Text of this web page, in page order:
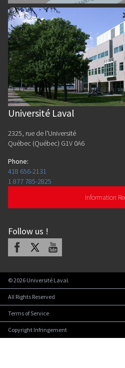
Université Laval
2325, rue de l'Université
Québec (Québec) G1V 0A6
Phone:
418 656-2131
1 877 785-2825
Information
Follow us !
Facebook Youtube
©2026 Université Laval.
All Rights Reserved
Terms of Service
Copyright Infringement